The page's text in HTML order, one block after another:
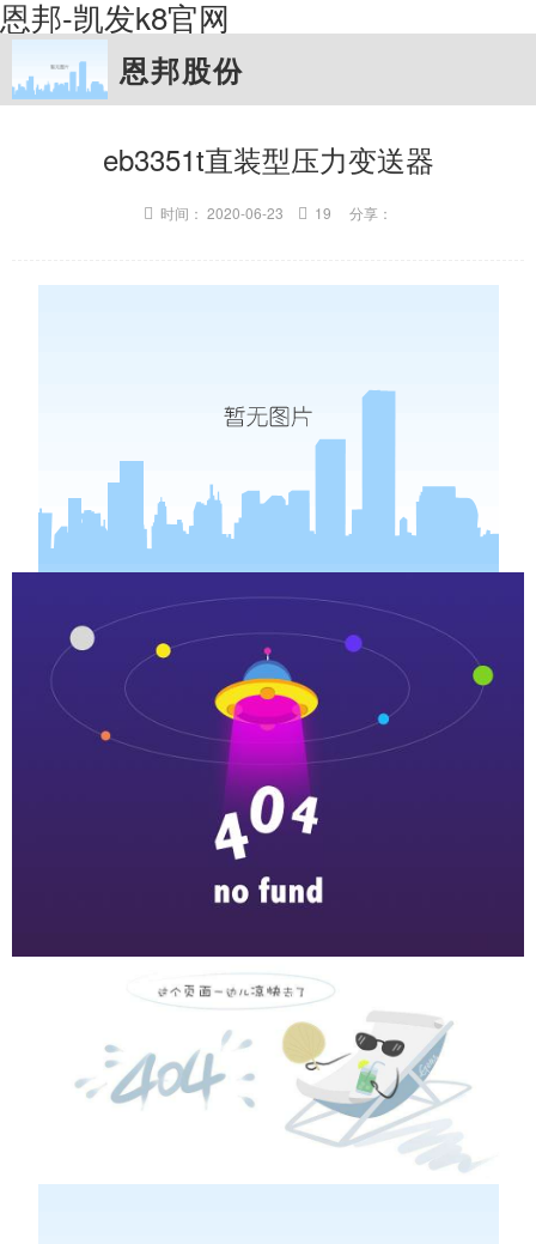
恩邦-凯发k8官网
恩邦股份
eb3351t直装型压力变送器
时间： 2020-06-23 19 分享：